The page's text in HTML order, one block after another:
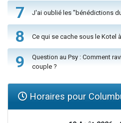
7 J'ai oublié les "bénédictions
8 Ce qui se cache sous le Kotel à
9
Question au Psy : Comment
couple ?
Horaires pour